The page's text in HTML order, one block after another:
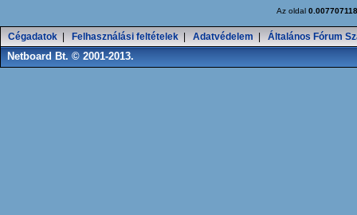
Az oldal
Cégadatok Felhasználási feltételek Adatvédelem Általános Fórum
Netboard Bt. © 2001-2013.